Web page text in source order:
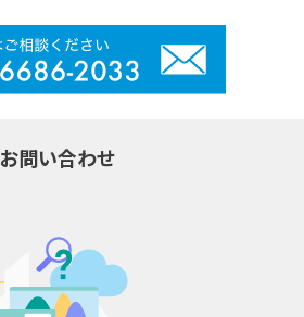
お問い合わせ